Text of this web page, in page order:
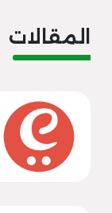
المقالات